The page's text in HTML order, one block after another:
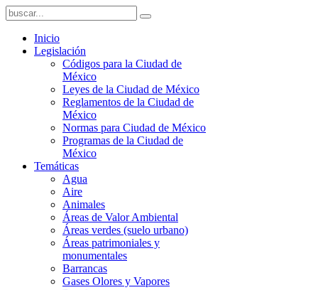
Inicio
Legislación
Códigos para la Ciudad de
México
Leyes de la Ciudad de México
Reglamentos de la Ciudad de
México
Normas para Ciudad de México
Programas de la Ciudad de
México
Temáticas
Agua
Aire
Animales
Áreas de Valor Ambiental
Áreas verdes (suelo urbano)
Áreas patrimoniales y
monumentales
Barrancas
Gases Olores y Vapores